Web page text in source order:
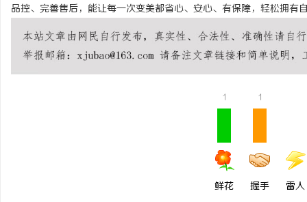
品控、完善售后，能让每一次变美都省心、安心、有保障，轻松拥有
1
鲜花
1
握手 雷人